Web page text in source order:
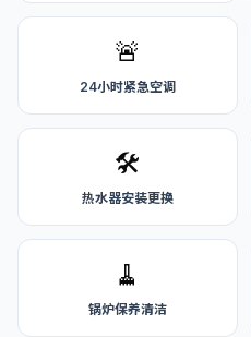
🚨
24小时紧急空调
🛠️
热水器安装更换
🧹
锅炉保养清洁